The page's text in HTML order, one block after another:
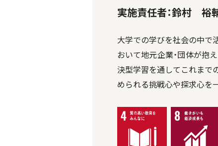
実施責任者：鈴村 裕
大学での学びを社会の中で
おいて地元企業・団体が抱
決型学習を通してこれまで
められる挑戦心や探求心を